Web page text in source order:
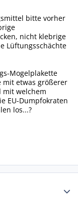
bitte vorher
nicht klebrige
Lüftungsschächte
Mogelplakette
mit etwas größerer
mit welchem
EU-Dumpfokraten
los...?